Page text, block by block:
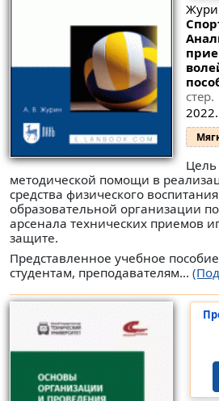
стер.
методической помощи в
средства физического
образовательной организации
арсенала технических приемов
защите.
Представленное учебное
студентам, преподавателям...